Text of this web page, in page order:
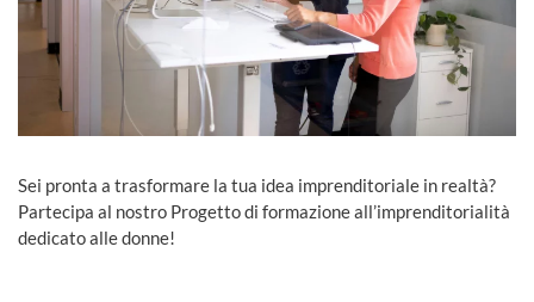
Sei pronta a trasformare la tua idea imprenditoriale in realtà?
Partecipa al nostro Progetto di formazione all’imprenditorialità
dedicato alle donne!